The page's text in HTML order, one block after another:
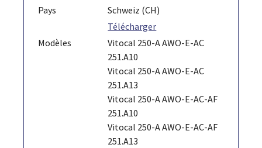
Pays
Schweiz (CH)
Télécharger
Modèles
Vitocal 250-A AWO-E-AC
251.A10
Vitocal 250-A AWO-E-AC
251.A13
Vitocal 250-A AWO-E-AC-AF
251.A10
Vitocal 250-A AWO-E-AC-AF
251.A13